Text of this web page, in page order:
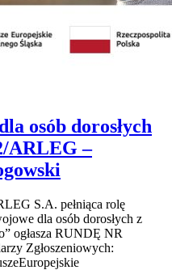
osób dorosłych
ARLEG –
S.A. pełniąca rolę
dla osób dorosłych z
ogłasza RUNDĘ NR
Zgłoszeniowych: